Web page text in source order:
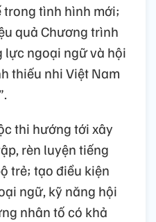
trong tình hình mới;
quả Chương trình
lực ngoại ngữ và hội
thiếu nhi Việt Nam
thi hướng tới xây
rèn luyện tiếng
trẻ; tạo điều kiện
ngữ, kỹ năng hội
nhân tố có khả